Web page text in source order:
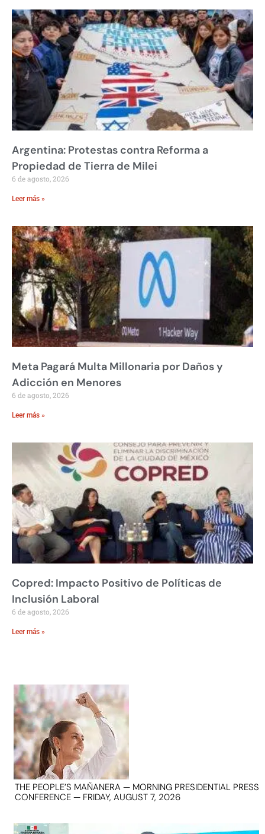
Argentina: Protestas contra Reforma a
Propiedad de Tierra de Milei
6 de agosto, 2026
Leer más »
Meta Pagará Multa Millonaria por Daños y
Adicción en Menores
6 de agosto, 2026
Leer más »
Copred: Impacto Positivo de Políticas de
Inclusión Laboral
6 de agosto, 2026
Leer más »
THE PEOPLE’S MAÑANERA — MORNING PRESIDENTIAL PRESS
CONFERENCE — FRIDAY, AUGUST 7, 2026